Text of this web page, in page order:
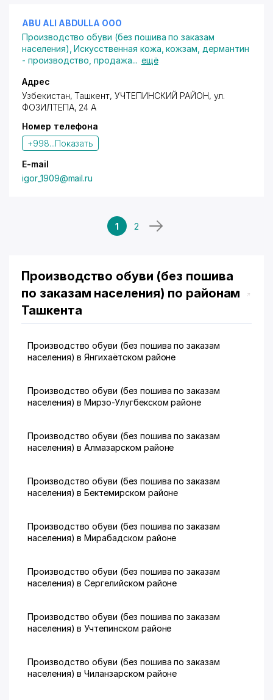
ABU ALI ABDULLA ООО
Производство обуви (без пошива по заказам
населения) ,Искусственная кожа, кожзам, дермантин
- производство, продажа... ещё
Адрес
Узбекистан,Ташкент, УЧТЕПИНСКИЙ РАЙОН, ул.
ФОЗИЛТЕПА, 24 А
Номер телефона
+998...Показать
E-mail
igor_1909@mail.ru
1 2
Производство обуви (без пошива
по заказам населения) по районам
Ташкента
Производство обуви (без пошива по заказам
населения) в Янгихаётском районе
Производство обуви (без пошива по заказам
населения) в Мирзо-Улугбекском районе
Производство обуви (без пошива по заказам
населения) в Алмазарском районе
Производство обуви (без пошива по заказам
населения) в Бектемирском районе
Производство обуви (без пошива по заказам
населения) в Мирабадском районе
Производство обуви (без пошива по заказам
населения) в Сергелийском районе
Производство обуви (без пошива по заказам
населения) в Учтепинском районе
Производство обуви (без пошива по заказам
населения) в Чиланзарском районе